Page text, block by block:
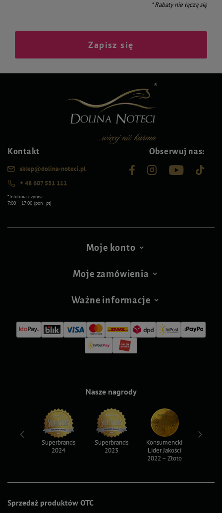
* Rabaty nie łączą się
Zapisz się
Kontakt
sklep@dolina-noteci.pl
+ 48 607 551 111
*Infolinia czynna
7:00 – 17:00 (pon–pt)
Obserwuj nas:
Moje konto
Moje zamówienia
Ważne informacje
Sprzedaż produktów OTC
Nasze nagrody
Superbrands
2024
Superbrands
2023
Konsumencki
Lider Jakości
2022 – Złoto